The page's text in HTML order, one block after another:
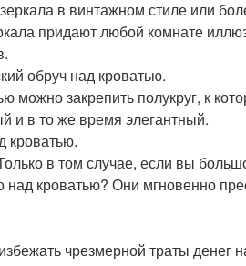
в винтажном стиле или
придают любой комнате
обруч над кроватью.
можно закрепить полукруг, к
и в то же время элегантный.
кроватью.
в том случае, если вы
над кроватью? Они мгновенно
чрезмерной траты денег